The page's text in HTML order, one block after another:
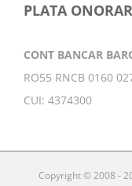
PLATA
CONT BANCAR
RO55 RNCB 0160
CUI: 4374300
Copyright © 2008 -